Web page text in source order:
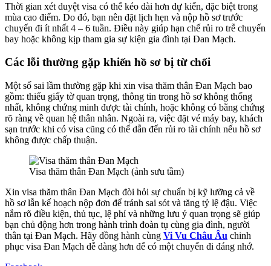
Thời gian xét duyệt visa có thể kéo dài hơn dự kiến, đặc biệt trong
mùa cao điểm. Do đó, bạn nên đặt lịch hẹn và nộp hồ sơ trước
chuyến đi ít nhất 4 – 6 tuần. Điều này giúp hạn chế rủi ro trễ chuyến
bay hoặc không kịp tham gia sự kiện gia đình tại Đan Mạch.
Các lỗi thường gặp khiến hồ sơ bị từ chối
Một số sai lầm thường gặp khi xin visa thăm thân Đan Mạch bao
gồm: thiếu giấy tờ quan trọng, thông tin trong hồ sơ không thống
nhất, không chứng minh được tài chính, hoặc không có bằng chứng
rõ ràng về quan hệ thân nhân. Ngoài ra, việc đặt vé máy bay, khách
sạn trước khi có visa cũng có thể dẫn đến rủi ro tài chính nếu hồ sơ
không được chấp thuận.
Visa thăm thân Đan Mạch (ảnh sưu tầm)
Xin visa thăm thân Đan Mạch đòi hỏi sự chuẩn bị kỹ lưỡng cả về
hồ sơ lẫn kế hoạch nộp đơn để tránh sai sót và tăng tỷ lệ đậu. Việc
nắm rõ điều kiện, thủ tục, lệ phí và những lưu ý quan trọng sẽ giúp
bạn chủ động hơn trong hành trình đoàn tụ cùng gia đình, người
thân tại Đan Mạch. Hãy đồng hành cùng Vi Vu Châu Âu chinh
phục visa Đan Mạch dễ dàng hơn để có một chuyến đi đáng nhớ.